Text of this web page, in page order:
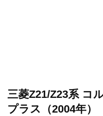
三菱Z21/Z23系 コ
プラス（2004年）